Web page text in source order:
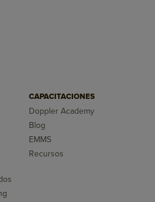
CAPACITACIONES
Doppler Academy
Blog
EMMS
Recursos